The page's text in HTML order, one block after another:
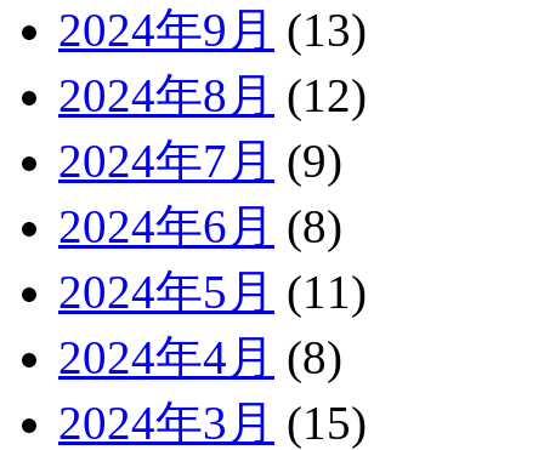
2024年9月 (13)
2024年8月 (12)
2024年7月 (9)
2024年6月 (8)
2024年5月 (11)
2024年4月 (8)
2024年3月 (15)